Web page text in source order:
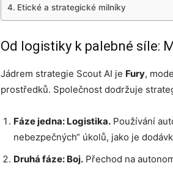
Etické a strategické milníky
Od logistiky k palebné síle:
Jádrem strategie Scout AI je Fury,
prostředků. Společnost dodržuje
Fáze jedna: Logistika. Používání
nebezpečných“ úkolů, jako je
Druhá fáze: Boj. Přechod na